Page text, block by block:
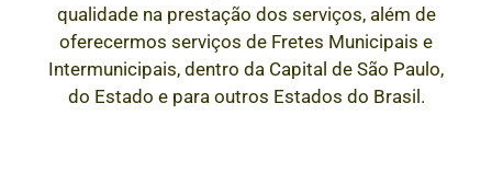
qualidade na prestação dos serviços, além de
oferecermos serviços de Fretes Municipais e
Intermunicipais, dentro da Capital de São Paulo,
do Estado e para outros Estados do Brasil.